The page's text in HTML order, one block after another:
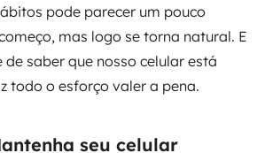
pode parecer um pouco
mas logo se torna natural. E
saber que nosso celular está
todo o esforço valer a pena.
seu celular